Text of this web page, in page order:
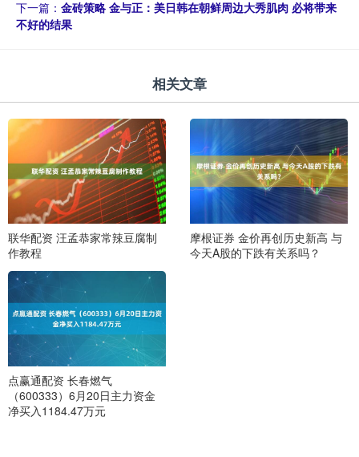
下一篇： 金砖策略 金与正：美日韩在朝鲜周边大秀肌肉 必将带来
不好的结果
相关文章
联华配资 汪孟恭家常辣豆腐制
作教程
摩根证券 金价再创历史新高 与
今天A股的下跌有关系吗？
点赢通配资 长春燃气
（600333）6月20日主力资金
净买入1184.47万元